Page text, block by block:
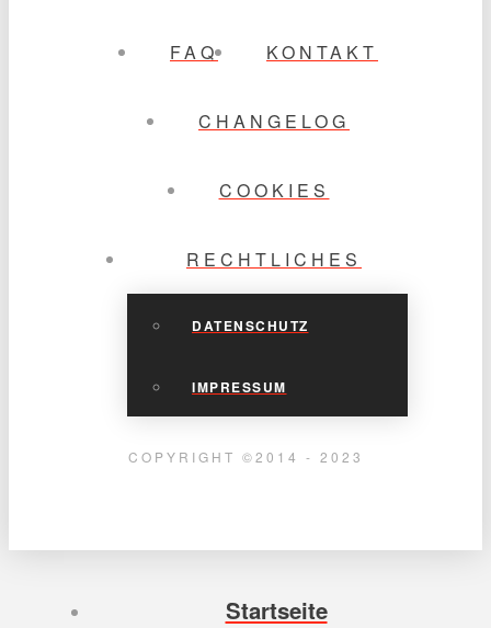
FAQ KONTAKT
CHANGELOG
COOKIES
RECHTLICHES
DATENSCHUTZ
IMPRESSUM
COPYRIGHT ©2014 - 2023
Startseite